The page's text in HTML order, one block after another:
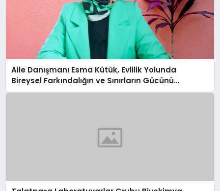
Aile Danışmanı Esma Kütük, Evlilik Yolunda
Bireysel Farkındalığın ve Sınırların Gücünü
Anlatıyor